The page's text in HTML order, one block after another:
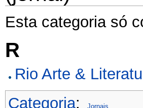
Esta categoria só
R
Rio Arte &
Categoria: Jornais